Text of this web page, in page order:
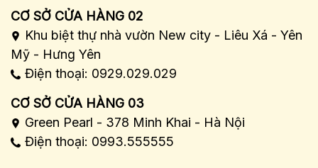
CƠ SỞ CỬA HÀNG 02
Khu biệt thự nhà vườn New city - Liêu Xá - Yên
Mỹ - Hưng Yên
Điện thoại: 0929.029.029
CƠ SỞ CỬA HÀNG 03
Green Pearl - 378 Minh Khai - Hà Nội
Điện thoại: 0993.555555